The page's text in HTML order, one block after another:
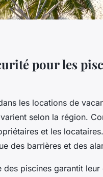
pour les
les locations de
selon la région.
et les
des barrières et des
des piscines garantit